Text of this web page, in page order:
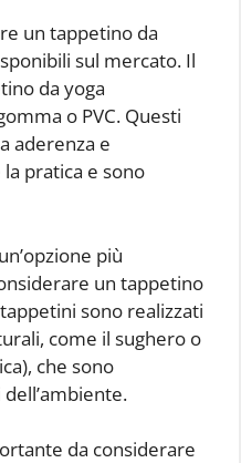
un tappetino da
sul mercato. Il
da yoga
o PVC. Questi
aderenza e
pratica e sono
più
un tappetino
sono realizzati
come il sughero o
che sono
da considerare